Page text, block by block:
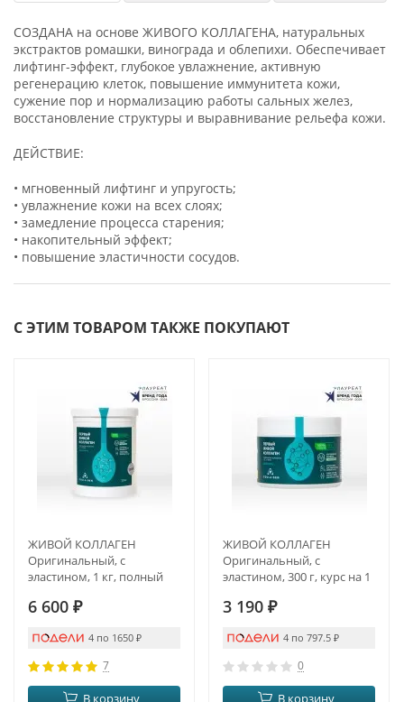
СОЗДАНА на основе ЖИВОГО КОЛЛАГЕНА, натуральных
экстрактов ромашки, винограда и облепихи. Обеспечивает
лифтинг-эффект, глубокое увлажнение, активную
регенерацию клеток, повышение иммунитета кожи,
сужение пор и нормализацию работы сальных желез,
восстановление структуры и выравнивание рельефа кожи.
ДЕЙСТВИЕ:
• мгновенный лифтинг и упругость;
• увлажнение кожи на всех слоях;
• замедление процесса старения;
• накопительный эффект;
• повышение эластичности сосудов.
С ЭТИМ ТОВАРОМ ТАКЖЕ ПОКУПАЮТ
ЖИВОЙ КОЛЛАГЕН
Оригинальный, с
эластином, 1 кг, полный
6 600 ₽
4 по 1650 ₽
7
В корзину
ЖИВОЙ КОЛЛАГЕН
Оригинальный, с
эластином, 300 г, курс на 1
3 190 ₽
4 по 797.5 ₽
0
В корзину